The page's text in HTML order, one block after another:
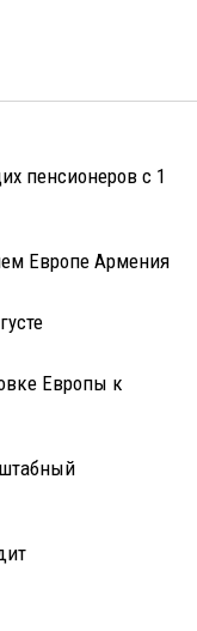
пенсионеров с 1
Европе Армения
Европы к